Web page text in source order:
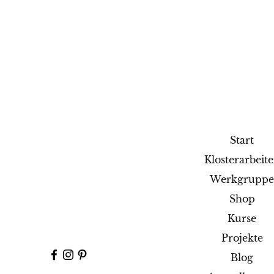
Start
Werkgruppe
Shop
Kurse
Projekte
Blog